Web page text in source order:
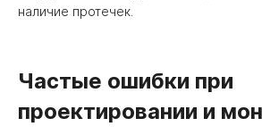
наличие протечек.
Частые ошибки при
проектировании и